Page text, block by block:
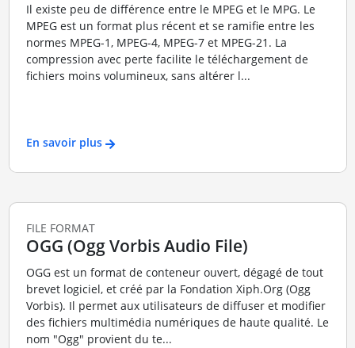
Il existe peu de différence entre le MPEG et le MPG. Le
MPEG est un format plus récent et se ramifie entre les
normes MPEG-1, MPEG-4, MPEG-7 et MPEG-21. La
compression avec perte facilite le téléchargement de
fichiers moins volumineux, sans altérer l...
En savoir plus
FILE FORMAT
OGG (Ogg Vorbis Audio File)
OGG est un format de conteneur ouvert, dégagé de tout
brevet logiciel, et créé par la Fondation Xiph.Org (Ogg
Vorbis). Il permet aux utilisateurs de diffuser et modifier
des fichiers multimédia numériques de haute qualité. Le
nom "Ogg" provient du te...